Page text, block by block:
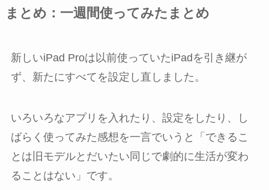
まとめ：一週間使ってみたまとめ
新しいiPad Proは以前使っていたiPadを引き継が
ず、新たにすべてを設定し直しました。
いろいろなアプリを入れたり、設定をしたり、し
ばらく使ってみた感想を一言でいうと「できるこ
とは旧モデルとだいたい同じで劇的に生活が変わ
ることはない」です。